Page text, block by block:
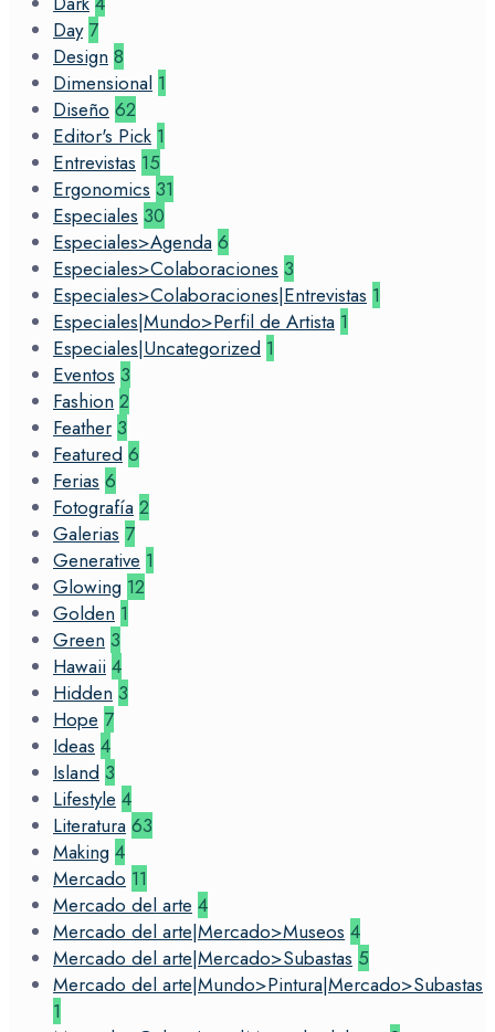
Day 7
Design 8
Dimensional 1
Diseño 62
Editor's Pick 1
Entrevistas 15
Ergonomics 31
Especiales 30
Especiales>Agenda 6
Especiales>Colaboraciones 3
Especiales>Colaboraciones|Entrevistas 1
Especiales|Mundo>Perfil de Artista 1
Especiales|Uncategorized 1
Eventos 3
Fashion 2
Feather 3
Featured 6
Ferias 6
Fotografía 2
Galerias 7
Generative 1
Glowing 12
Golden 1
Green 3
Hawaii 4
Hidden 3
Hope 7
Ideas 4
Island 3
Lifestyle 4
Literatura 63
Making 4
Mercado 11
Mercado del arte 4
Mercado del arte|Mercado>Museos 4
Mercado del arte|Mercado>Subastas 5
Mercado del arte|Mundo>Pintura|Mercado>Subastas
1